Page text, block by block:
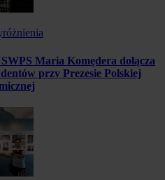
Maria Komędera dołącza
przy Prezesie Polskiej